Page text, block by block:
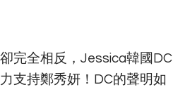
完全相反，Jessica韓國DC
支持鄭秀妍！DC的聲明如